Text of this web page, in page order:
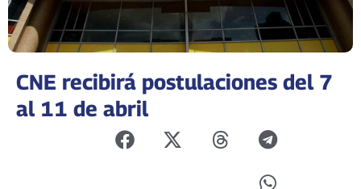
CNE recibirá postulaciones del 7
al 11 de abril